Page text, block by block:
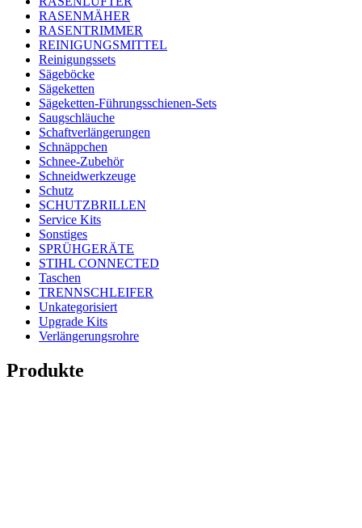
RASENMÄHER
RASENTRIMMER
REINIGUNGSMITTEL
Reinigungssets
Sägeböcke
Sägeketten
Sägeketten-Führungsschienen-Sets
Saugschläuche
Schaftverlängerungen
Schnäppchen
Schnee-Zubehör
Schneidwerkzeuge
Schutz
SCHUTZBRILLEN
Service Kits
Sonstiges
SPRÜHGERÄTE
STIHL CONNECTED
Taschen
TRENNSCHLEIFER
Unkategorisiert
Upgrade Kits
Verlängerungsrohre
Produkte